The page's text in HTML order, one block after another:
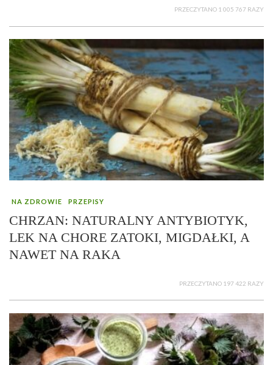
PRZECZYTANO 1 005 767 RAZY
NA ZDROWIE PRZEPISY
CHRZAN: NATURALNY ANTYBIOTYK,
LEK NA CHORE ZATOKI, MIGDAŁKI, A
NAWET NA RAKA
PRZECZYTANO 197 422 RAZY